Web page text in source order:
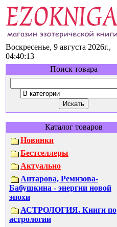
Воскресенье, 9 августа 2026г.,
04:40:13
Поиск товара
Каталог товаров
Новинки
Бестселлеры
Актуально
Антарова, Ремизова-
Бабушкина - энергии новой
эпохи
АСТРОЛОГИЯ. Книги по
астрологии